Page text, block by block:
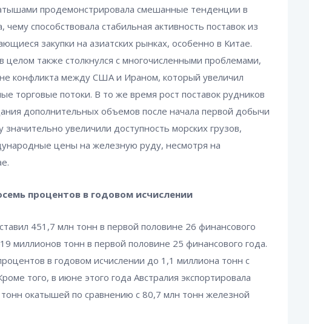
продемонстрировала смешанные тенденции в
способствовала стабильная активность поставок из
закупки на азиатских рынках, особенно в Китае.
также столкнулся с многочисленными проблемами,
конфликта между США и Ираном, который увеличил
торговые потоки. В то же время рост поставок рудников
дополнительных объемов после начала первой добычи
увеличили доступность морских грузов,
цены на железную руду, несмотря на
процентов в годовом исчислении
451,7 млн тонн в первой половине 26 финансового
миллионов тонн в первой половине 25 финансового года.
в годовом исчислении до 1,1 миллиона тонн с
того, в июне этого года Австралия экспортировала
окатышей по сравнению с 80,7 млн тонн железной